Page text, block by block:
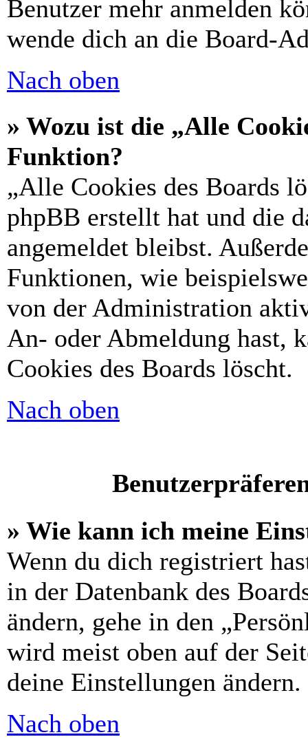
Benutzer mehr anmelden
wende dich an die Board-
Nach oben
» Wozu ist die „Alle
Funktion?
„Alle Cookies des Boards
phpBB erstellt hat und die
angemeldet bleibst.
Funktionen, wie
von der Administration
An- oder Abmeldung hast,
Cookies des Boards löscht.
Nach oben
» Wie kann ich meine
Wenn du dich registriert
in der Datenbank des
ändern, gehe in den
wird meist oben auf der
deine Einstellungen ändern.
Nach oben